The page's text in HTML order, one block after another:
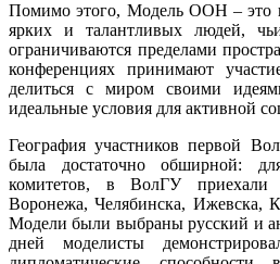
Помимо этого, Модель ООН – это
ярких и талантливых людей,
ограничиваются пределами
конференциях принимают
делиться с миром своими
идеальные условия для активной
География участников первой
была достаточно обширной:
комитетов, в ВолГУ
Воронежа, Челябинска, Ижевска,
Модели были выбраны русский и
дней моделисты